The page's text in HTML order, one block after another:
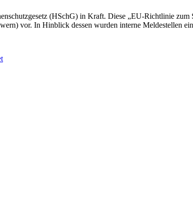
(HSchG) in Kraft. Diese „EU-Richtlinie
vor. In Hinblick dessen wurden interne Meldestellen